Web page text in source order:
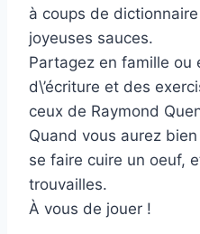
à coups de
joyeuses sauces.
Partagez en famille ou
d\’écriture et des
ceux de Raymond
Quand vous aurez
se faire cuire un oeuf,
trouvailles.
À vous de jouer !